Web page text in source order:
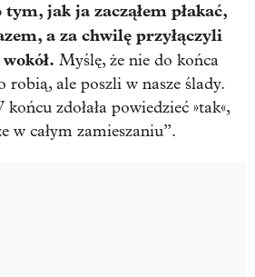
tym, jak ja zacząłem płakać,
a za chwilę przyłączyli
Myślę, że nie do końca
robią, ale poszli w nasze ślady.
końcu zdołała powiedzieć »tak«,
w całym zamieszaniu”.